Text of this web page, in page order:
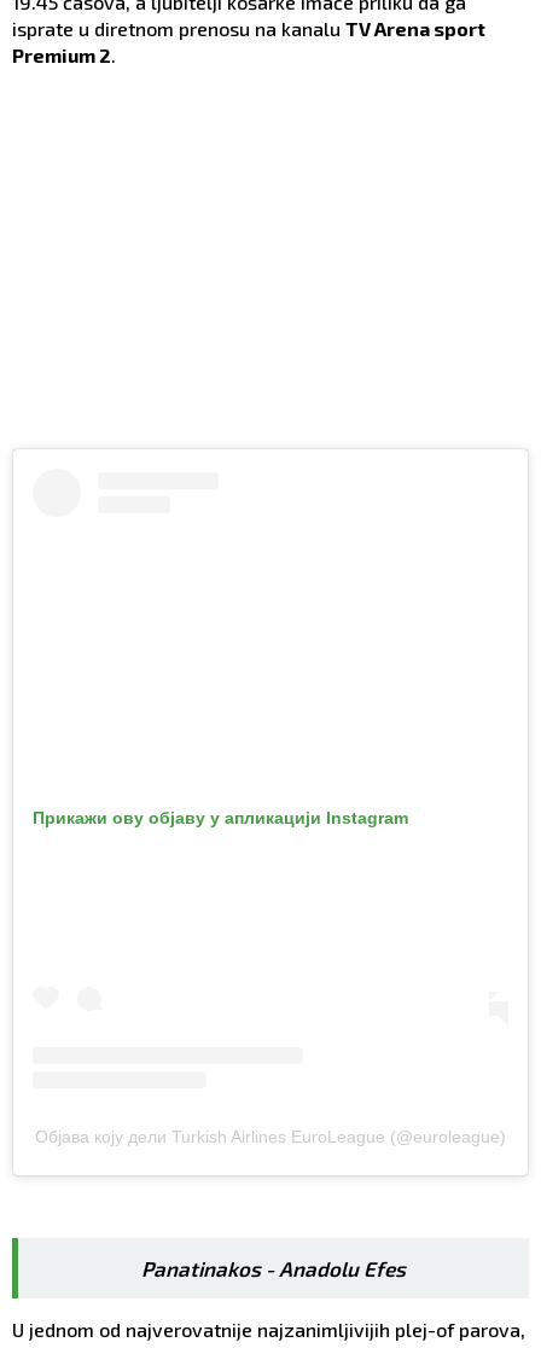
isprate u diretnom prenosu na kanalu TV Arena sport
Premium 2.
Прикажи ову објаву у апликацији Instagram
Објава коју дели Turkish Airlines EuroLeague (@euroleague)
Panatinakos - Anadolu Efes
U jednom od najverovatnije najzanimljivijih plej-of parova,